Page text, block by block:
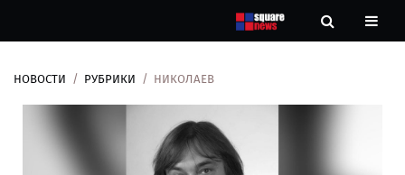
Рубрики
НОВОСТИ РУБРИКИ НИКОЛАЕВ